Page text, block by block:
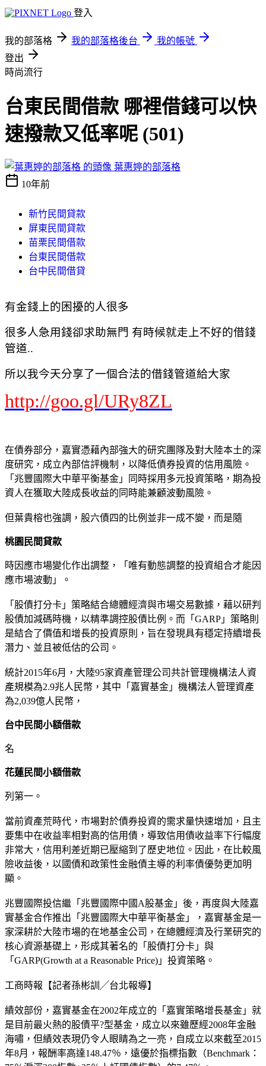
登入
我的部落格 我的部落格後台
我的帳號
登出
時尚流行
台東民間借款 哪裡借錢可以快
速撥款又低率呢 (501)
葉惠婷的部落格
10年前
新竹民間貸款
屏東民間貸款
苗栗民間借款
台東民間借款
台中民間借貸
有金錢上的困擾的人很多
很多人急用錢卻求助無門 有時候就走上不好的借錢
管道..
所以我今天分享了一個合法的借錢管道給大家
http://goo.gl/URy8ZL
在債券部分，嘉實憑藉內部強大的研究團隊及對大陸本土的深
度研究，成立內部信評機制，以降低債券投資的信用風險。
「兆豐國際大中華平衡基金」同時採用多元投資策略，期為投
資人在獲取大陸成長收益的同時能兼顧波動風險。
但葉貴榕也強調，股六債四的比例並非一成不變，而是隨
桃園民間貸款
時因應市場變化作出調整，「唯有動態調整的投資組合才能因
應市場波動」。
「股債打分卡」策略結合總體經濟與市場交易數據，藉以研判
股債加減碼時機，以精準調控股債比例。而「GARP」策略則
是結合了價值和增長的投資原則，旨在發現具有穩定持續增長
潛力、並且被低估的公司。
統計2015年6月，大陸95家資產管理公司共計管理機構法人資
產規模為2.9兆人民幣，其中「嘉實基金」機構法人管理資產
為2,039億人民幣，
台中民間小額借款
名
花蓮民間小額借款
列第一。
當前資產荒時代，市場對於債券投資的需求量快速增加，且主
要集中在收益率相對高的信用債，導致信用債收益率下行幅度
非常大，信用利差近期已壓縮到了歷史地位。因此，在比較風
險收益後，以國債和政策性金融債主導的利率債優勢更加明
顯。
兆豐國際投信繼「兆豐國際中國A股基金」後，再度與大陸嘉
實基金合作推出「兆豐國際大中華平衡基金」，嘉實基金是一
家深耕於大陸市場的在地基金公司，在總體經濟及行業研究的
核心資源基礎上，形成其著名的「股債打分卡」與
「GARP(Growth at a Reasonable Price)」投資策略。
工商時報【記者孫彬訓╱台北報導】
績效部份，嘉實基金在2002年成立的「嘉實策略增長基金」就
是目前最火熱的股債平?型基金，成立以來雖歷經2008年金融
海嘯，但績效表現仍令人眼睛為之一亮，自成立以來截至2015
年8月，報酬率高達148.47％，遠優於指標指數（Benchmark：